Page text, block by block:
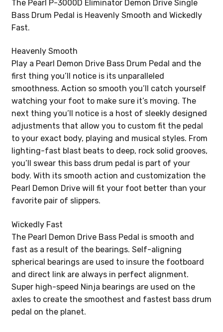
The Pearl P-3000D Eliminator Demon Drive Single
Bass Drum Pedal is Heavenly Smooth and Wickedly
Fast.
Heavenly Smooth
Play a Pearl Demon Drive Bass Drum Pedal and the
first thing you’ll notice is its unparalleled
smoothness. Action so smooth you’ll catch yourself
watching your foot to make sure it’s moving. The
next thing you’ll notice is a host of sleekly designed
adjustments that allow you to custom fit the pedal
to your exact body, playing and musical styles. From
lighting-fast blast beats to deep, rock solid grooves,
you’ll swear this bass drum pedal is part of your
body. With its smooth action and customization the
Pearl Demon Drive will fit your foot better than your
favorite pair of slippers.
Wickedly Fast
The Pearl Demon Drive Bass Pedal is smooth and
fast as a result of the bearings. Self-aligning
spherical bearings are used to insure the footboard
and direct link are always in perfect alignment.
Super high-speed Ninja bearings are used on the
axles to create the smoothest and fastest bass drum
pedal on the planet.